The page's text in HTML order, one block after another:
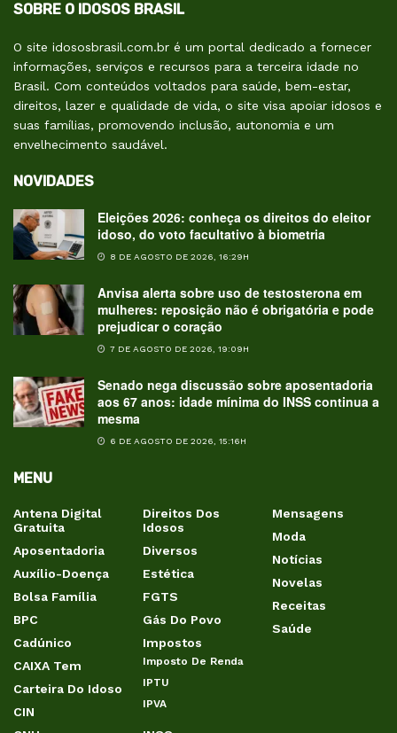
SOBRE O IDOSOS BRASIL
O site idososbrasil.com.br é um portal dedicado a fornecer
informações, serviços e recursos para a terceira idade no
Brasil. Com conteúdos voltados para saúde, bem-estar,
direitos, lazer e qualidade de vida, o site visa apoiar idosos e
suas famílias, promovendo inclusão, autonomia e um
envelhecimento saudável.
NOVIDADES
Eleições 2026: conheça os direitos do eleitor
idoso, do voto facultativo à biometria
8 DE AGOSTO DE 2026, 16:29H
Anvisa alerta sobre uso de testosterona em
mulheres: reposição não é obrigatória e pode
prejudicar o coração
7 DE AGOSTO DE 2026, 19:09H
Senado nega discussão sobre aposentadoria
aos 67 anos: idade mínima do INSS continua a
mesma
6 DE AGOSTO DE 2026, 15:16H
MENU
Antena Digital
Gratuita
Aposentadoria
Auxílio-Doença
Bolsa Família
BPC
Cadúnico
CAIXA Tem
Carteira Do Idoso
CIN
Direitos Dos
Idosos
Diversos
Estética
FGTS
Gás Do Povo
Impostos
Imposto De Renda
IPTU
IPVA
Mensagens
Moda
Notícias
Novelas
Receitas
Saúde